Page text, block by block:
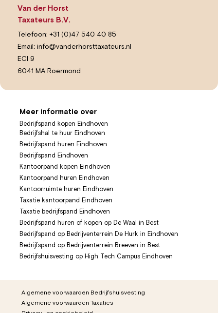
Van der Horst
Taxateurs B.V.
Telefoon: +31 (0)47 540 40 85
Email: info@vanderhorsttaxateurs.nl
ECI 9
6041 MA Roermond
Meer informatie over
Bedrijfspand kopen Eindhoven
Bedrijfshal te huur Eindhoven
Bedrijfspand huren Eindhoven
Bedrijfspand Eindhoven
Kantoorpand kopen Eindhoven
Kantoorpand huren Eindhoven
Kantoorruimte huren Eindhoven
Taxatie kantoorpand Eindhoven
Taxatie bedrijfspand Eindhoven
Bedrijfspand huren of kopen op De Waal in Best
Bedrijfspand op Bedrijventerrein De Hurk in Eindhoven
Bedrijfspand op Bedrijventerrein Breeven in Best
Bedrijfshuisvesting op High Tech Campus Eindhoven
Algemene voorwaarden Bedrijfshuisvesting
Algemene voorwaarden Taxaties